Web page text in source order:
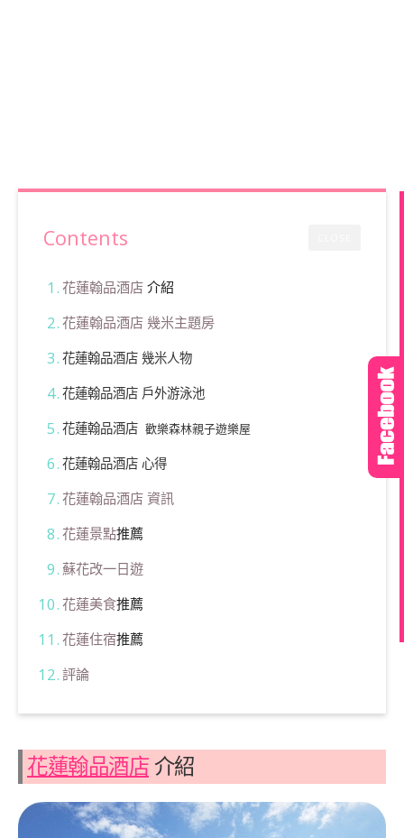
Contents
花蓮翰品酒店介紹
花蓮翰品酒店 幾米主題房
花蓮翰品酒店 幾米人物
花蓮翰品酒店 戶外游泳池
花蓮翰品酒店 歡樂森林親子遊樂屋
花蓮翰品酒店 心得
花蓮翰品酒店 資訊
花蓮景點推薦
蘇花改一日遊
花蓮美食推薦
花蓮住宿推薦
評論
花蓮翰品酒店 介紹